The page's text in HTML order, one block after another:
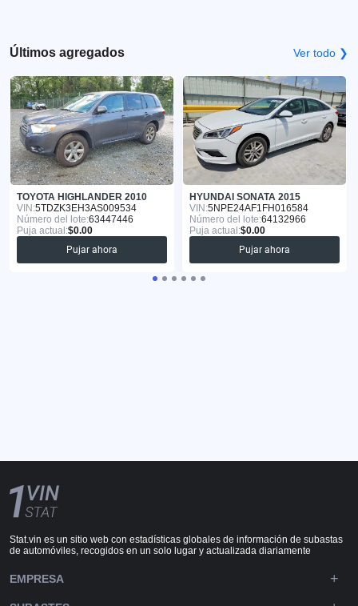
Últimos agregados Ver todo ❯
TOYOTA HIGHLANDER 2010
VIN:5TDZK3EH3AS009534
Número del lote:63447446
Puja actual:$0.00
Pujar ahora
HYUNDAI SONATA 2015
VIN:5NPE24AF1FH016584
Número del lote:64132966
Puja actual:$0.00
Pujar ahora
Stat.vin es un sitio web con estadísticas globales de información de subastas
de automóviles, recogidos en un solo lugar y actualizada diariamente
EMPRESA